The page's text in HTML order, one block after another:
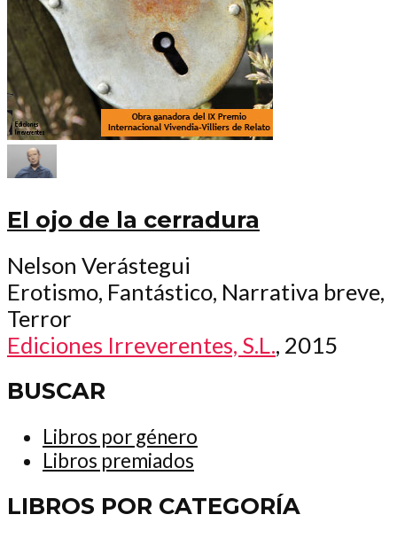
El ojo de la cerradura
Nelson Verástegui
Erotismo, Fantástico, Narrativa breve,
Terror
Ediciones Irreverentes, S.L., 2015
BUSCAR
Libros por género
Libros premiados
LIBROS POR CATEGORÍA